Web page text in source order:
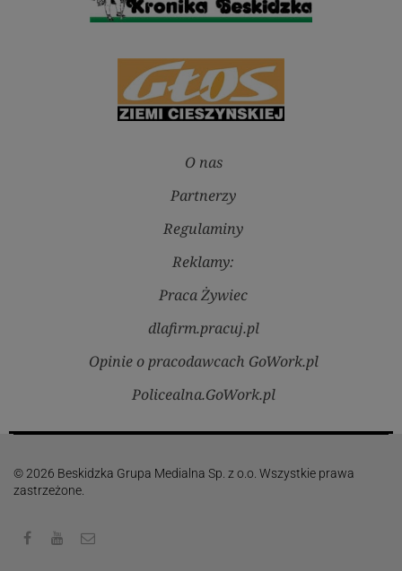
O nas
Partnerzy
Regulaminy
Reklamy:
Praca Żywiec
dlafirm.pracuj.pl
Opinie o pracodawcach GoWork.pl
Policealna.GoWork.pl
© 2026 Beskidzka Grupa Medialna Sp. z o.o. Wszystkie prawa
zastrzeżone.